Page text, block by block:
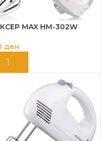
MAX HM-302W
ден
ВО КОШНИЦА